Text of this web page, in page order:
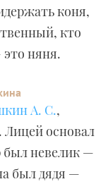
коня,
кто
няня.
А. С.,
Лицей основал
был невелик —
был дядя —